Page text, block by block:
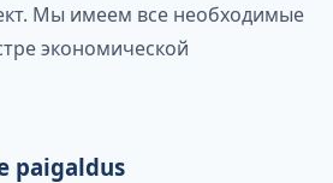
Мы имеем все необходимые
экономической
paigaldus